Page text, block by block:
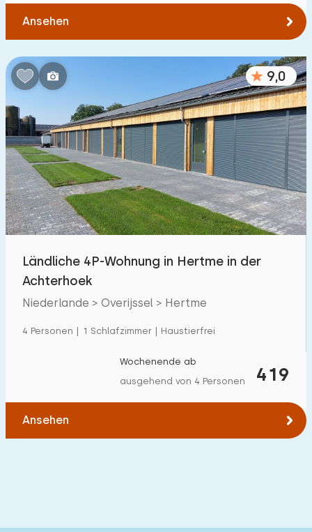
Ansehen
9,0
Ländliche 4P-Wohnung in Hertme in der
Achterhoek
Niederlande > Overijssel > Hertme
4 Personen | 1 Schlafzimmer | Haustierfrei
419
Wochenende ab
ausgehend von 4 Personen
Ansehen